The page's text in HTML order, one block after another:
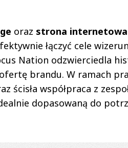
oraz strona
łączyć cele
Nation odzwierciedla
brandu. W ramach
ścisła współpraca z
dopasowaną do